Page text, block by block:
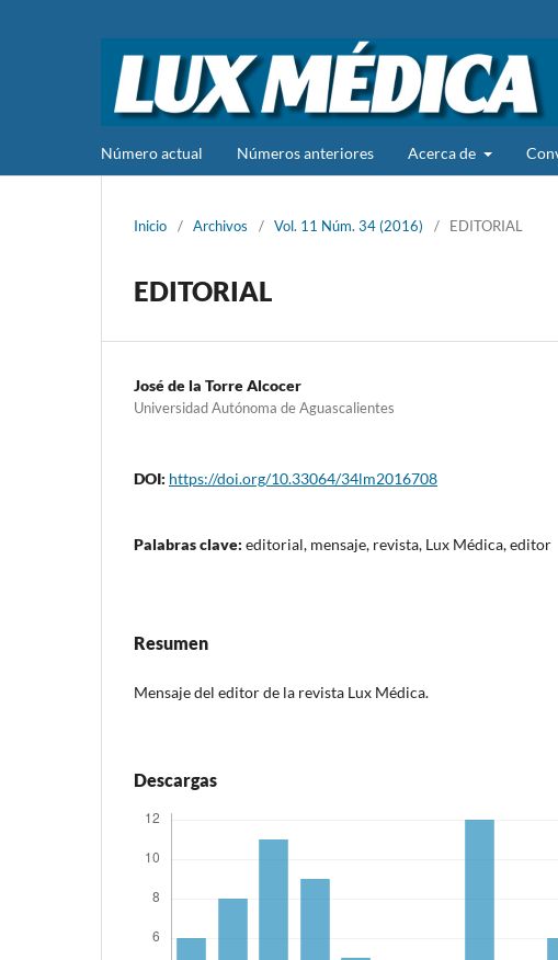
Número actual Números anteriores Acerca de
Inicio / Archivos / Vol. 11 Núm. 34 (2016) / EDITORIAL
EDITORIAL
José de la Torre Alcocer
Universidad Autónoma de Aguascalientes
DOI: https://doi.org/10.33064/34lm2016708
Palabras clave: editorial, mensaje, revista, Lux Médica, editor
Resumen
Mensaje del editor de la revista Lux Médica.
Descargas